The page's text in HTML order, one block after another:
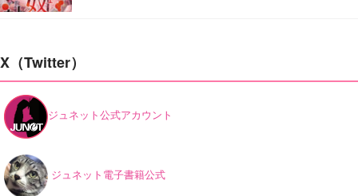
X（Twitter）
ジュネット公式アカウント
ジュネット電子書籍公式